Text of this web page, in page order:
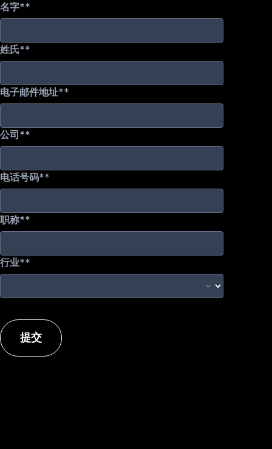
名字*
姓氏*
电子邮件地址*
公司*
电话号码*
职称*
行业*